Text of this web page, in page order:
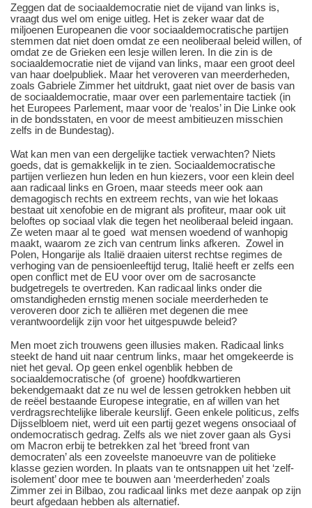
Zeggen dat de sociaaldemocratie niet de vijand van links is,
vraagt dus wel om enige uitleg. Het is zeker waar dat de
miljoenen Europeanen die voor sociaaldemocratische partijen
stemmen dat niet doen omdat ze een neoliberaal beleid willen, of
omdat ze de Grieken een lesje willen leren. In die zin is de
sociaaldemocratie niet de vijand van links, maar een groot deel
van haar doelpubliek. Maar het veroveren van meerderheden,
zoals Gabriele Zimmer het uitdrukt, gaat niet over de basis van
de sociaaldemocratie, maar over een parlementaire tactiek (in
het Europees Parlement, maar voor de ‘realos’ in Die Linke ook
in de bondsstaten, en voor de meest ambitieuzen misschien
zelfs in de Bundestag).
Wat kan men van een dergelijke tactiek verwachten? Niets
goeds, dat is gemakkelijk in te zien. Sociaaldemocratische
partijen verliezen hun leden en hun kiezers, voor een klein deel
aan radicaal links en Groen, maar steeds meer ook aan
demagogisch rechts en extreem rechts, van wie het lokaas
bestaat uit xenofobie en de migrant als profiteur, maar ook uit
beloftes op sociaal vlak die tegen het neoliberaal beleid ingaan.
Ze weten maar al te goed wat mensen woedend of wanhopig
maakt, waarom ze zich van centrum links afkeren. Zowel in
Polen, Hongarije als Italië draaien uiterst rechtse regimes de
verhoging van de pensioenleeftijd terug, Italië heeft er zelfs een
open conflict met de EU voor over om de sacrosancte
budgetregels te overtreden. Kan radicaal links onder die
omstandigheden ernstig menen sociale meerderheden te
veroveren door zich te alliëren met degenen die mee
verantwoordelijk zijn voor het uitgespuwde beleid?
Men moet zich trouwens geen illusies maken. Radicaal links
steekt de hand uit naar centrum links, maar het omgekeerde is
niet het geval. Op geen enkel ogenblik hebben de
sociaaldemocratische (of groene) hoofdkwartieren
bekendgemaakt dat ze nu wel de lessen getrokken hebben uit
de reëel bestaande Europese integratie, en af willen van het
verdragsrechtelijke liberale keurslijf. Geen enkele politicus, zelfs
Dijsselbloem niet, werd uit een partij gezet wegens onsociaal of
ondemocratisch gedrag. Zelfs als we niet zover gaan als Gysi
om Macron erbij te betrekken zal het ‘breed front van
democraten’ als een zoveelste manoeuvre van de politieke
klasse gezien worden. In plaats van te ontsnappen uit het ‘zelf-
isolement’ door mee te bouwen aan ‘meerderheden’ zoals
Zimmer zei in Bilbao, zou radicaal links met deze aanpak op zijn
beurt afgedaan hebben als alternatief.